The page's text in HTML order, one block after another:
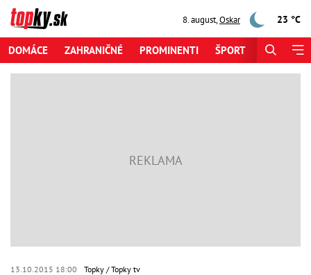
8. august,Oskar 23 °C
DOMÁCE ZAHRANIČNÉ PROMINENTI ŠPORT
13.10.2015 18:00 Topky Topky tv